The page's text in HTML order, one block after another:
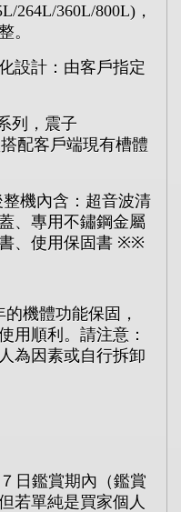
264L/360L/800L) ，
。
設計：由客戶指定
列，震子
搭配客戶端現有槽體
機內含：超音波清
、專用不鏽鋼金屬
、使用保固書 ※※
的機體功能保固，
用順利。請注意：
為因素或自行拆卸
日鑑賞期內（鑑賞
若單純是買家個人